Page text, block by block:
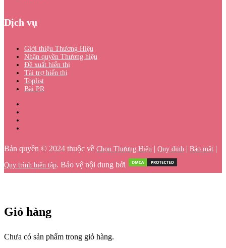
Dịch vụ
Giới thiệu Thương Hiệu
Nhận quyền Thương hiệu
Đề xuất hiển thị
Tài trợ hiển thị
Toplist
Bài PR
Bản quyền © 2024 thuộc về Chọn Thương Hiệu | Quy định | Bảo mật |
Quy trình biên tập. Bảo vệ nội dung bởi
Giỏ hàng
Chưa có sản phẩm trong giỏ hàng.